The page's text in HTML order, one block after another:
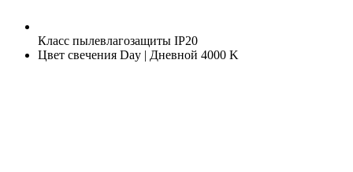
Класс пылевлагозащиты IP20
Цвет свечения Day | Дневной 4000 K